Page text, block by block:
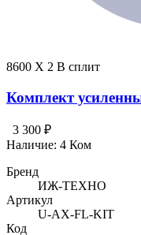
8600 X 2 В сплит
Комплект
3 300 ₽
Наличие: 4 Ком
Бренд
ИЖ-ТЕХНО
Артикул
U-AX-FL-KIТ
Код